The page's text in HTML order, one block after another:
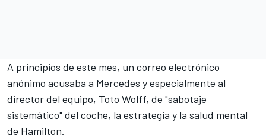
A principios de este mes, un correo electrónico
anónimo acusaba a Mercedes y especialmente al
director del equipo, Toto Wolff, de "sabotaje
sistemático" del coche, la estrategia y la salud mental
de Hamilton.